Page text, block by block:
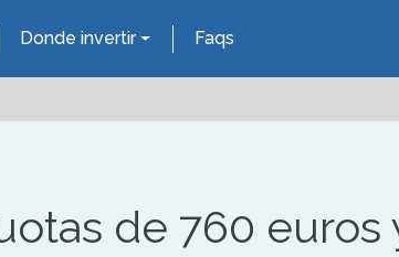
Donde invertir Faqs
de 760 euros